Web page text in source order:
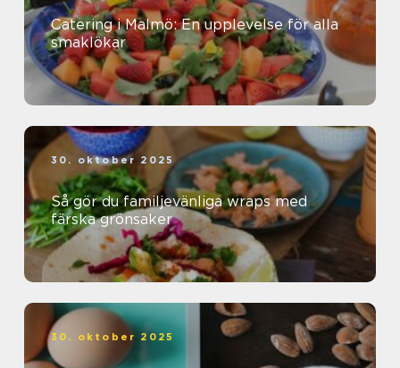
Catering i Malmö: En upplevelse för alla
smaklökar
30. oktober 2025
Så gör du familjevänliga wraps med
färska grönsaker
30. oktober 2025